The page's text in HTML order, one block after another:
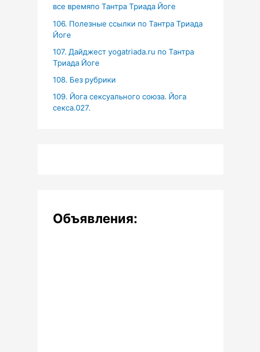
все времяпо Тантра Триада Йоге
106. Полезные ссылки по Тантра Триада
Йоге
107. Дайджест yogatriada.ru по Тантра
Триада Йоге
108. Без рубрики
109. Йога сексуального союза. Йога
секса.027.
Объявления: